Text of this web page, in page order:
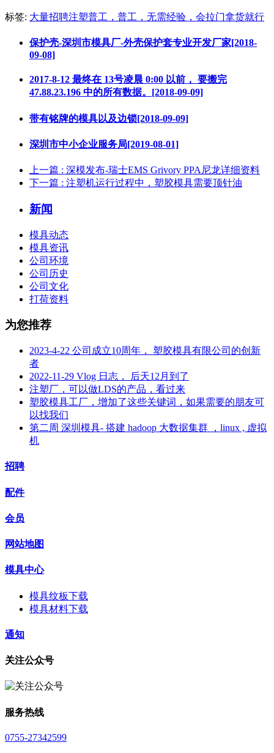
标签: 大量招聘注塑普工，普工，无需经验，会拉门拿货就行
保护壳-深圳市模具厂-外壳保护套专业开发厂家[2018-
09-08]
2017-8-12 最终在 13号凌晨 0:00 以前， 要搬完
47.88.23.196 中的所有数据。[2018-09-09]
带有铭牌的模具以及边锁[2018-09-09]
深圳市中小企业服务局[2019-08-01]
上一篇 : 深模发布-瑞士EMS Grivory PPA尼龙详细资料
下一篇 : 注塑机运行过程中，塑胶模具需要顶针油
新闻
模具动态
模具资讯
公司环境
公司历史
公司文化
打荷资料
为您推荐
2023-4-22 公司成立10周年， 塑胶模具有限公司的创新
者
2022-11-29 Vlog 日志， 后天12月到了
注塑厂，可以做LDS的产品，看过来
塑胶模具工厂，增加了这些关键词，如果需要的朋友可
以找我们
第二周 深圳模具- 搭建 hadoop 大数据集群 ，linux , 虚拟
机
招聘
配件
会员
网站地图
模具中心
模具纹板下载
模具材料下载
通知
关注公众号
服务热线
0755-27342599